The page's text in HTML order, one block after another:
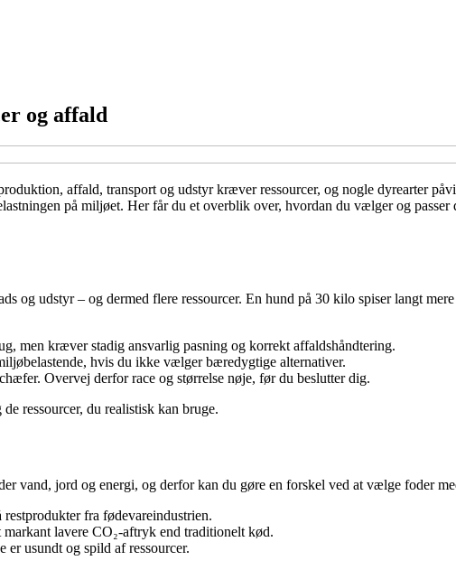
og affald
affald, transport og udstyr kræver ressourcer, og nogle dyrearter
på miljøet. Her får du et overblik over, hvordan du vælger og
udstyr – og dermed flere ressourcer. En hund på 30 kilo spiser langt
men kræver stadig ansvarlig pasning og korrekt affaldshåndtering.
hvis du ikke vælger bæredygtige alternativer.
Overvej derfor race og størrelse nøje, før du beslutter dig.
ressourcer, du realistisk kan bruge.
vand, jord og energi, og derfor kan du gøre en forskel ved at vælge foder
restprodukter fra fødevareindustrien.
lavere CO₂-aftryk end traditionelt kød.
usundt og spild af ressourcer.